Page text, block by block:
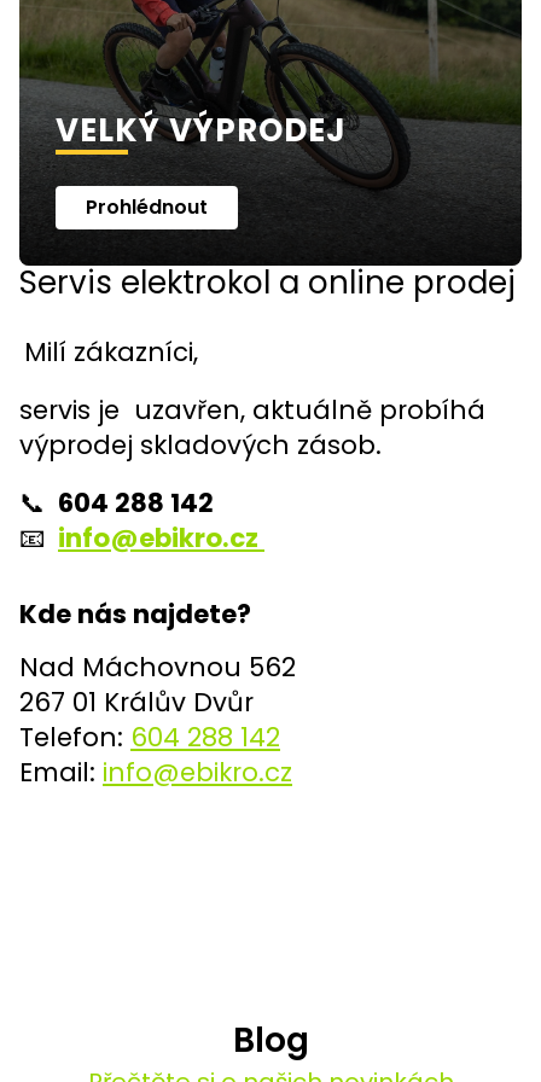
t
r
o
k
o
l
o
n
e
p
r
o
d
j
VELKÝ VÝPRODEJ
Prohlédnout
Servis elektrokol a online prodej
Milí zákazníci,
servis je uzavřen, aktuálně probíhá
výprodej skladových zásob.
📞 604 288 142
📧 info@ebikro.cz
Kde nás najdete?
Nad Máchovnou 562
267 01 Králův Dvůr
Telefon: 604 288 142
Email: info@ebikro.cz
Blog